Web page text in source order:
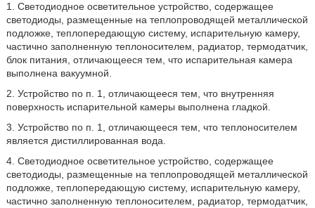
1. Светодиодное осветительное устройство, содержащее
светодиоды, размещенные на теплопроводящей металлической
подложке, теплопередающую систему, испарительную камеру,
частично заполненную теплоносителем, радиатор, термодатчик,
блок питания, отличающееся тем, что испарительная камера
выполнена вакуумной.
2. Устройство по п. 1, отличающееся тем, что внутренняя
поверхность испарительной камеры выполнена гладкой.
3. Устройство по п. 1, отличающееся тем, что теплоносителем
является дистиллированная вода.
4. Светодиодное осветительное устройство, содержащее
светодиоды, размещенные на теплопроводящей металлической
подложке, теплопередающую систему, испарительную камеру,
частично заполненную теплоносителем, радиатор, термодатчик,